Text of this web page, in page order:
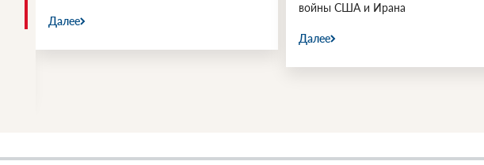
Далее
войны США и Ирана
Далее